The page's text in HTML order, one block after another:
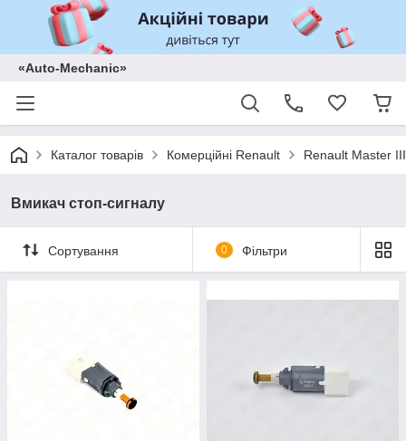
«Auto-Mechanic»
Каталог товарів Комерційні Renault Renault Master
Вмикач стоп-сигналу
Сортування 0 Фільтри